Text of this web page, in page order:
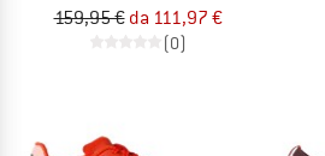
159,95 € da 111,97 €
(0)